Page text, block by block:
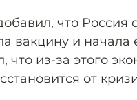
что Россия
вакцину и
что из-за этого
от